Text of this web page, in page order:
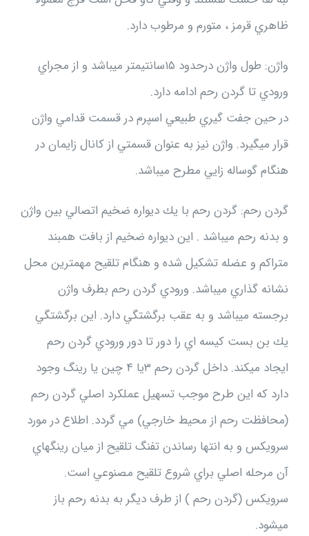
ظاهري قرمز ، متورم و مرطوب دارد.
واژن: طول واژن درحدود ۱۵سانتيمتر ميباشد و از مجراي
ورودي تا گردن رحم ادامه دارد.
در حين جفت گيري طبيعي اسپرم در قسمت قدامي واژن
قرار ميگيرد. واژن نيز به عنوان قسمتي از كانال زايمان در
هنگام گوساله زايي مطرح ميباشد.
گردن رحم: گردن رحم با يك ديواره ضخيم اتصالي بين واژن
و بدنه رحم ميباشد . اين ديواره ضخيم از بافت همبند
متراكم و عضله تشكيل شده و هنگام تلقيح مهمترين محل
نشانه گذاري ميباشد. ورودي گردن رحم بطرف واژن
برجسته ميباشد و به عقب برگشتگي دارد. اين برگشتگي
يك بن بست كيسه اي را دور تا دور ورودي گردن رحم
ايجاد ميكند. داخل گردن رحم ۳يا ۴ چين يا رينگ وجود
دارد كه اين طرح موجب تسهيل عملكرد اصلي گردن رحم
(محافظت رحم از محيط خارجي) مي گردد. اطلاع در مورد
سرويكس و به انتها رساندن تفنگ تلقيح از ميان رينگهاي
آن مرحله اصلي براي شروع تلقيح مصنوعي است.
سرويكس (گردن رحم ) از طرف ديگر به بدنه رحم باز
ميشود.